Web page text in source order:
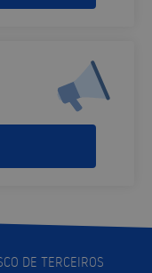
DE TERCEIROS